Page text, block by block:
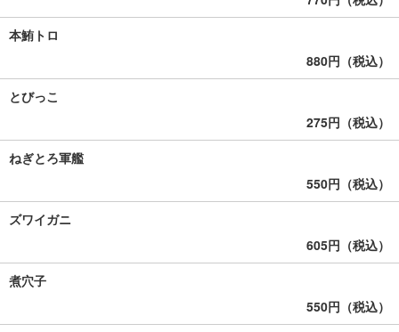
本鮪トロ
880円（税込）
とびっこ
275円（税込）
ねぎとろ軍艦
550円（税込）
ズワイガニ
605円（税込）
煮穴子
550円（税込）